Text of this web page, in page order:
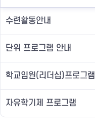
수련활동안내
단위 프로그램 안내
학교임원(리더십)프로그램
자유학기제 프로그램